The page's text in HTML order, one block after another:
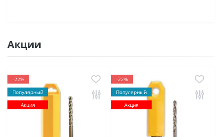
Акции
-22%
Популярный
Акция
-22%
Популярный
Акция